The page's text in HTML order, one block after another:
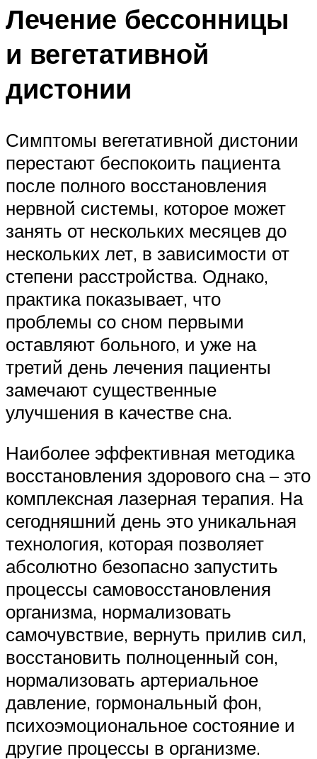
Лечение бессонницы
и вегетативной
дистонии
Симптомы вегетативной дистонии
перестают беспокоить пациента
после полного восстановления
нервной системы, которое может
занять от нескольких месяцев до
нескольких лет, в зависимости от
степени расстройства. Однако,
практика показывает, что
проблемы со сном первыми
оставляют больного, и уже на
третий день лечения пациенты
замечают существенные
улучшения в качестве сна.
Наиболее эффективная методика
восстановления здорового сна – это
комплексная лазерная терапия. На
сегодняшний день это уникальная
технология, которая позволяет
абсолютно безопасно запустить
процессы самовосстановления
организма, нормализовать
самочувствие, вернуть прилив сил,
восстановить полноценный сон,
нормализовать артериальное
давление, гормональный фон,
психоэмоциональное состояние и
другие процессы в организме.